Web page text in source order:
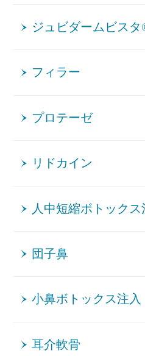
ジュビダームビス
フィラー
プロテーゼ
リドカイン
人中短縮ボトックス
団子鼻
小鼻ボトックス注入
耳介軟骨